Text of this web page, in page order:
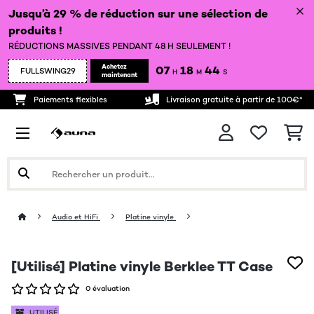
Jusqu’à 29 % de réduction sur une sélection de
produits !
RÉDUCTIONS MASSIVES PENDANT 48 H SEULEMENT !
FULLSWING29
Achetez
maintenant
07 H 18 M 43 S
Paiements flexibles Livraison gratuite à partir de 100€*
Audio et HiFi Platine vinyle
[Utilisé] Platine vinyle Berklee TT Case
0 évaluation